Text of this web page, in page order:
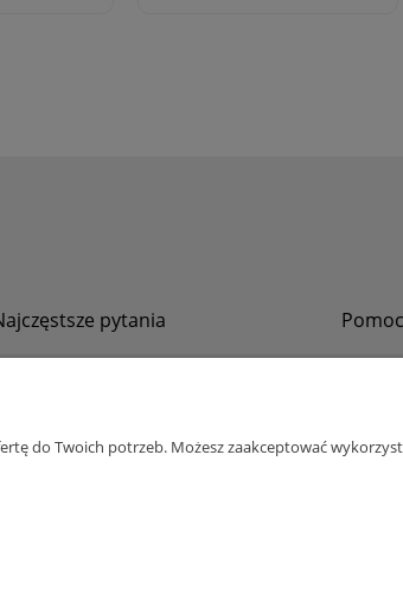
pytania Pomoc
do Twoich potrzeb. Możesz zaakceptować